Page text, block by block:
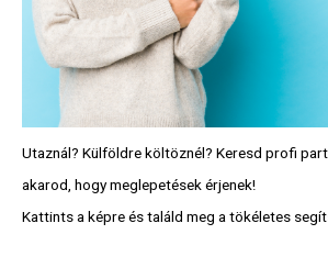
Utaznál? Külföldre költöznél? Keresd profi
akarod, hogy meglepetések érjenek!
Kattints a képre és találd meg a tökéletes